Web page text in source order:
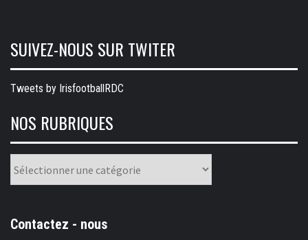
SUIVEZ-NOUS SUR TWITER
Tweets by IrisfootballRDC
NOS RUBRIQUES
rubriques
Contactez - nous